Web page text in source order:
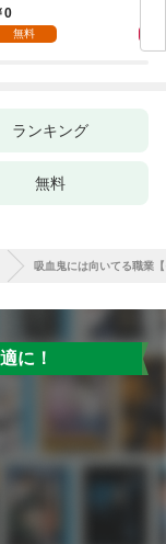
0
無料
ランキング
無料
吸血鬼には向いてる職業
に！